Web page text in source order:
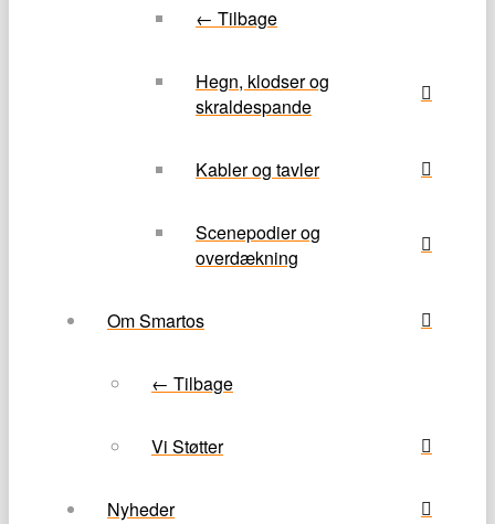
← Tilbage
Hegn, klodser og
skraldespande
Kabler og tavler
Scenepodier og
overdækning
Om Smartos
← Tilbage
Vi Støtter
Nyheder